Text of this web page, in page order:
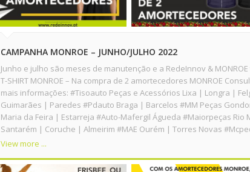
CAMPANHA MONROE – JUNHO/JULHO 2022
Junho e julho são meses de manutenção e a RedeInnov & MONROE
T-SHIRT MONROE – Na compra de 2 amortecedores MONROE
mais informações: #Tisoauto Peças e Acessórios Lixa | Longra |
Guimarães | Paredes #Pdauto Braga | Barcelos #MM Peças
Maria da Feira | Estarreja #Auto-Mafergil Águeda #Maiorpeças Rio
Santarém | Coruche | Almeirim #MAE Ourém | Torres Novas
View more ...